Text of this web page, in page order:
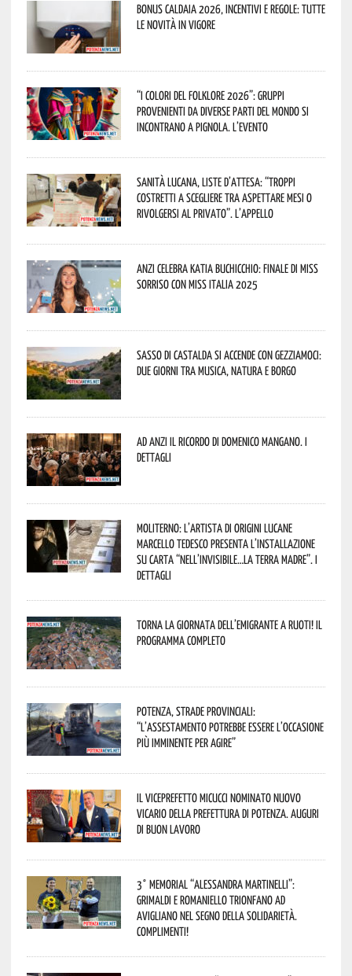
Bonus caldaia 2026, incentivi e regole: tutte
le novità in vigore
“I Colori del Folklore 2026”: gruppi
provenienti da diverse parti del mondo si
incontrano a Pignola. L’evento
Sanità lucana, liste d’attesa: “Troppi
costretti a scegliere tra aspettare mesi o
rivolgersi al privato”. L’appello
Anzi celebra Katia Buchicchio: finale di Miss
Sorriso con Miss Italia 2025
Sasso di Castalda si accende con Gezziamoci:
due giorni tra musica, natura e borgo
Ad Anzi il ricordo di Domenico Mangano. I
dettagli
Moliterno: l’artista di origini lucane
Marcello Tedesco presenta l’installazione
su carta “Nell’invisibile…la terra madre”. I
dettagli
Torna la Giornata dell’Emigrante a Ruoti! Il
programma completo
Potenza, strade provinciali:
“L’assestamento potrebbe essere l’occasione
più imminente per agire”
Il Viceprefetto Micucci nominato nuovo
Vicario della Prefettura di Potenza. Auguri
di buon lavoro
3° Memorial “Alessandra Martinelli”:
Grimaldi e Romaniello trionfano ad
Avigliano nel segno della solidarietà.
Complimenti!